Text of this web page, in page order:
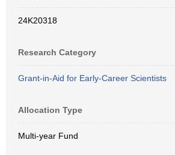
24K20318
Research Category
Grant-in-Aid for Early-Career Scientists
Allocation Type
Multi-year Fund